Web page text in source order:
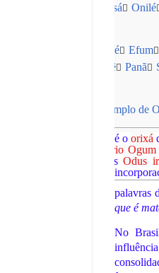
Olossá Onilé
Ecodidé Efum
Oiê Panã
Templo de
) é o orixá
rio Ogum
pelosOdus
) através de
palavras
que é
No